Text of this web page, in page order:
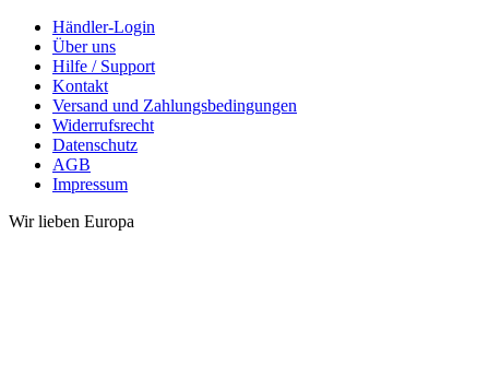
Händler-Login
Über uns
Hilfe / Support
Kontakt
Versand und Zahlungsbedingungen
Widerrufsrecht
Datenschutz
AGB
Impressum
Wir lieben Europa